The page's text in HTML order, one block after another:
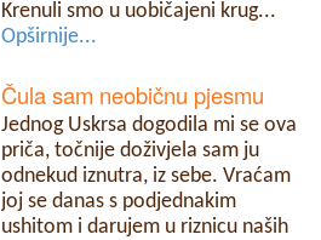
Krenuli smo u uobičajeni krug...
Opširnije...
Čula sam neobičnu pjesmu
Jednog Uskrsa dogodila mi se ova
priča, točnije doživjela sam ju
odnekud iznutra, iz sebe. Vraćam
joj se danas s podjednakim
ushitom i darujem u riznicu naših